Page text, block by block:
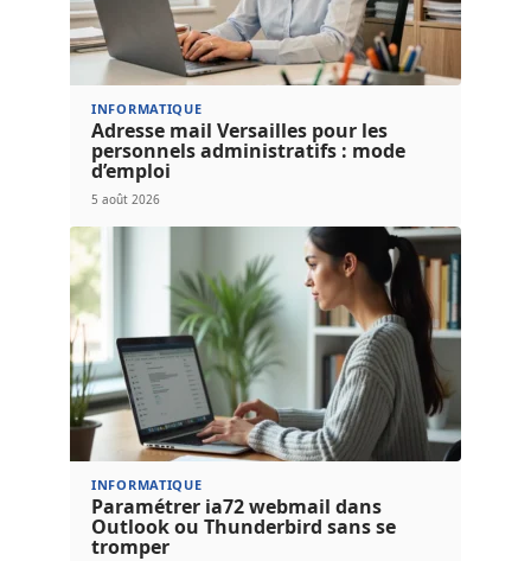
INFORMATIQUE
Adresse mail Versailles pour les
personnels administratifs : mode
d’emploi
5 août 2026
INFORMATIQUE
Paramétrer ia72 webmail dans
Outlook ou Thunderbird sans se
tromper